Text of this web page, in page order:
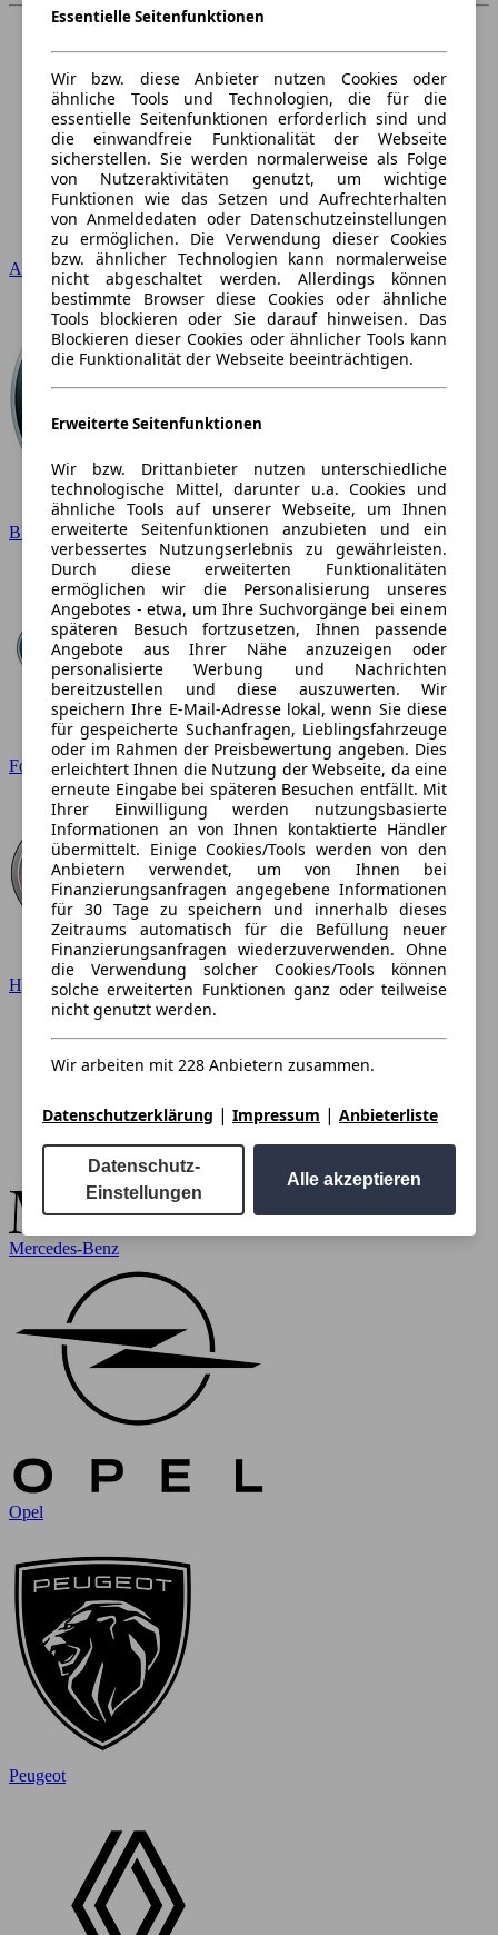
Audi
BMW
Ford
Hyundai
Mercedes-Benz
Opel
Peugeot
Essentielle Seitenfunktionen
Wir bzw. diese Anbieter nutzen Cookies oder
ähnliche Tools und Technologien, die für die
essentielle Seitenfunktionen erforderlich sind und
die einwandfreie Funktionalität der Webseite
sicherstellen. Sie werden normalerweise als Folge
von Nutzeraktivitäten genutzt, um wichtige
Funktionen wie das Setzen und Aufrechterhalten
von Anmeldedaten oder Datenschutzeinstellungen
zu ermöglichen. Die Verwendung dieser Cookies
bzw. ähnlicher Technologien kann normalerweise
nicht abgeschaltet werden. Allerdings können
bestimmte Browser diese Cookies oder ähnliche
Tools blockieren oder Sie darauf hinweisen. Das
Blockieren dieser Cookies oder ähnlicher Tools kann
die Funktionalität der Webseite beeinträchtigen.
Erweiterte Seitenfunktionen
Wir bzw. Drittanbieter nutzen unterschiedliche
technologische Mittel, darunter u.a. Cookies und
ähnliche Tools auf unserer Webseite, um Ihnen
erweiterte Seitenfunktionen anzubieten und ein
verbessertes Nutzungserlebnis zu gewährleisten.
Durch diese erweiterten Funktionalitäten
ermöglichen wir die Personalisierung unseres
Angebotes - etwa, um Ihre Suchvorgänge bei einem
späteren Besuch fortzusetzen, Ihnen passende
Angebote aus Ihrer Nähe anzuzeigen oder
personalisierte Werbung und Nachrichten
bereitzustellen und diese auszuwerten. Wir
speichern Ihre E-Mail-Adresse lokal, wenn Sie diese
für gespeicherte Suchanfragen, Lieblingsfahrzeuge
oder im Rahmen der Preisbewertung angeben. Dies
erleichtert Ihnen die Nutzung der Webseite, da eine
erneute Eingabe bei späteren Besuchen entfällt. Mit
Ihrer Einwilligung werden nutzungsbasierte
Informationen an von Ihnen kontaktierte Händler
übermittelt. Einige Cookies/Tools werden von den
Anbietern verwendet, um von Ihnen bei
Finanzierungsanfragen angegebene Informationen
für 30 Tage zu speichern und innerhalb dieses
Zeitraums automatisch für die Befüllung neuer
Finanzierungsanfragen wiederzuverwenden. Ohne
die Verwendung solcher Cookies/Tools können
solche erweiterten Funktionen ganz oder teilweise
nicht genutzt werden.
Wir arbeiten mit 228 Anbietern zusammen.
Datenschutzerklärung | Impressum | Anbieterliste
Datenschutz-
Einstellungen
Alle akzeptieren